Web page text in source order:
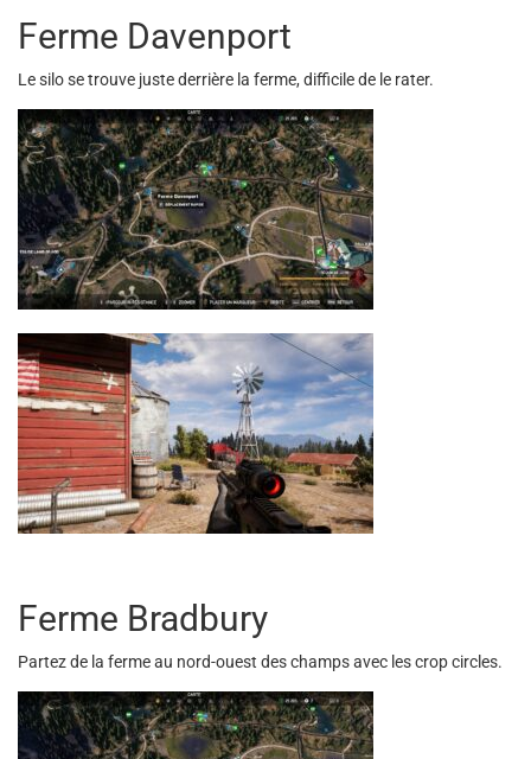
Ferme Davenport
Le silo se trouve juste derrière la ferme, difficile de le rater.
Ferme Bradbury
Partez de la ferme au nord-ouest des champs avec les crop circles.